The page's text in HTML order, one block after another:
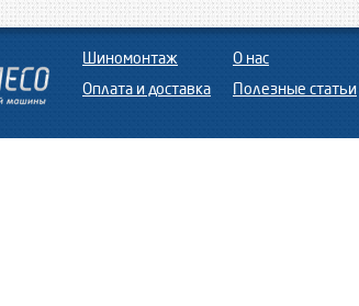
Шиномонтаж
Оплата и доставка
О нас
Полезные статьи